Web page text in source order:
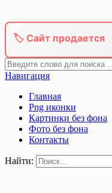
🏷️ Сайт продается
Навигация
Главная
Png иконки
Картинки без фона
Фото без фона
Контакты
Найти: